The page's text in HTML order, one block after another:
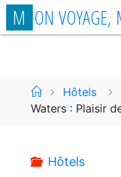
Aller
auM ON VOYAGE,
AccueilHôtels
Waters : Plaisir
Hôtels